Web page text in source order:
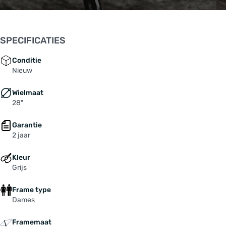
SPECIFICATIES
Conditie
Nieuw
Wielmaat
28"
Garantie
2 jaar
Kleur
Grijs
Frame type
Dames
Framemaat